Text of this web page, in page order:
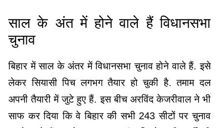
साल के अंत में होने वाले हैं विधानसभा
चुनाव
बिहार में साल के अंतर में विधानसभा चुनाव होने वाले हैं. इसे
लेकर सियासी पिच लगभग तैयार हो चुकी है. तमाम दल
अपनी तैयारी में जुटे हुए हैं. इस बीच अरविंद केजरीवाल ने भी
साफ कर दिया कि वे बिहार की सभी 243 सीटों पर चुनाव